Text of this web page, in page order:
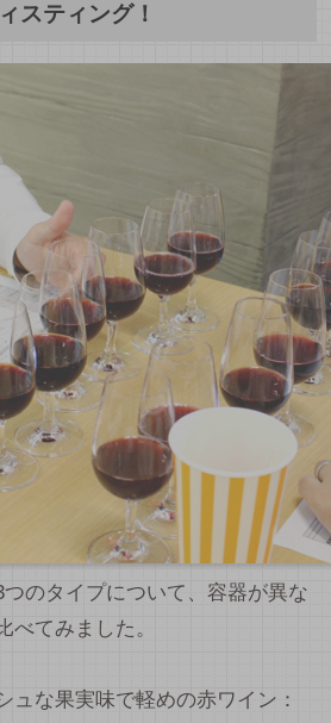
スティング！
のタイプについて、容器が異な
べてみました。
な果実味で軽めの赤ワイン：